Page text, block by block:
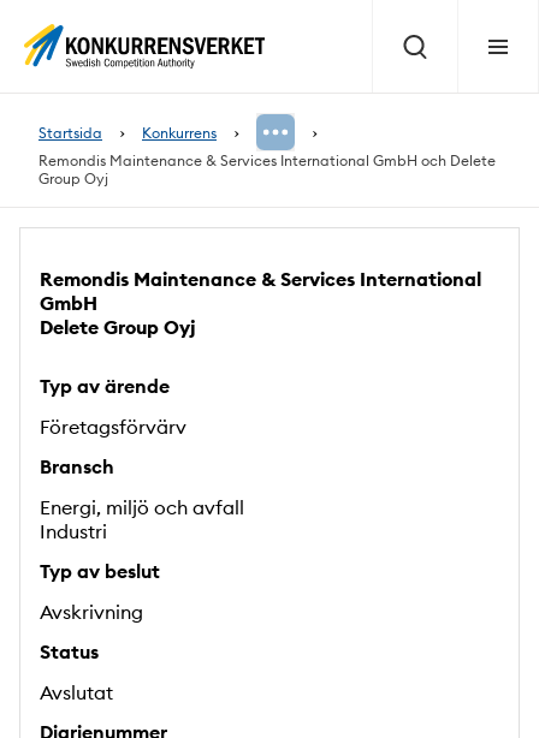
Sök Meny
Startsida
Konkurrens
Remondis Maintenance & Services International GmbH och Delete
Group Oyj
Remondis Maintenance & Services International
GmbH
Delete Group Oyj
Typ av ärende
Företagsförvärv
Bransch
Energi, miljö och avfall
Industri
Typ av beslut
Avskrivning
Status
Avslutat
Diarienummer